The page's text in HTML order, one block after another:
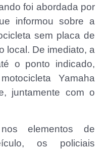
foi abordada por
informou sobre a
sem placa de
local. De imediato, a
o ponto indicado,
Yamaha
juntamente com o
elementos de
os policiais